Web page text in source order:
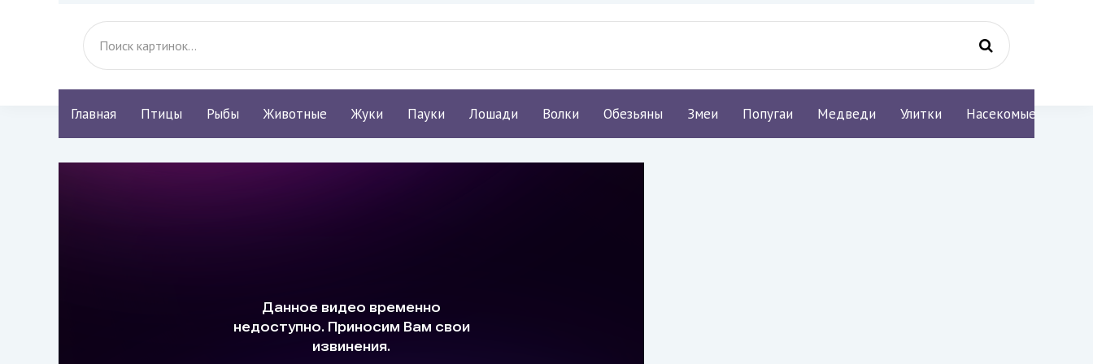
Главная Птицы Рыбы Животные Жуки Пауки Лошади Волки Обезьяны Змеи Попугаи Медведи Улитки Насекомые